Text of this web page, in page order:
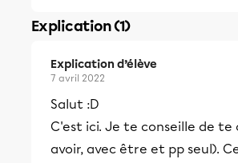
Explication (1)
Explication d’élève
7 avril 2022
Salut :D
C'est ici. Je te conseille de
avoir, avec être et pp seul).